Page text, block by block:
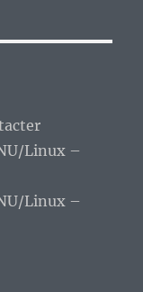
Linux –
Linux –